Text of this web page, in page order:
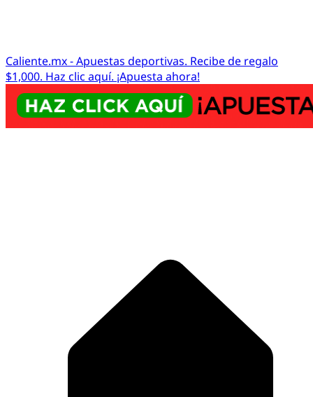
Caliente.mx - Apuestas deportivas. Recibe de regalo
$1,000. Haz clic aquí. ¡Apuesta ahora!